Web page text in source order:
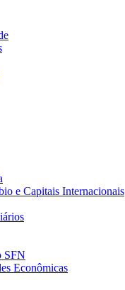
e Capitais Internacionais
SFN
Econômicas